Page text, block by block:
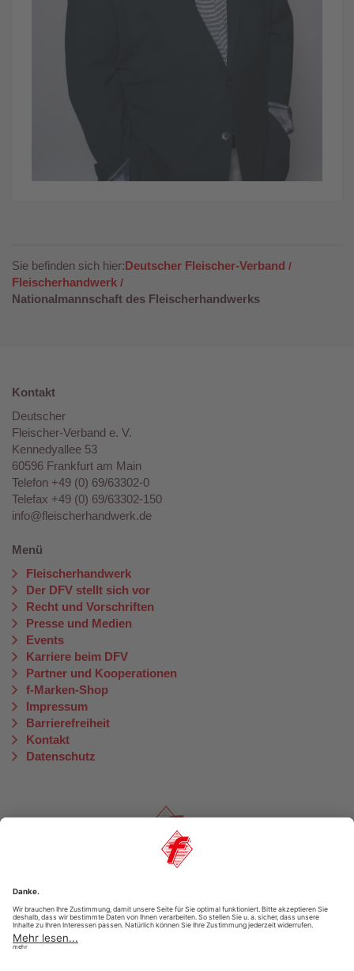
Sie befinden sich hier:Deutscher Fleischer-Verband
Fleischerhandwerk
Nationalmannschaft des Fleischerhandwerks
Kontakt
Deutscher
Fleischer-Verband e. V.
Kennedyallee 53
60596 Frankfurt am Main
Telefon +49 (0) 69/63302-0
Telefax +49 (0) 69/63302-150
info@fleischerhandwerk.de
Menü
Fleischerhandwerk
Der DFV stellt sich vor
Recht und Vorschriften
Presse und Medien
Events
Karriere beim DFV
Partner und Kooperationen
f-Marken-Shop
Impressum
Barrierefreiheit
Kontakt
Datenschutz